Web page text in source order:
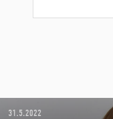
31.5.2022